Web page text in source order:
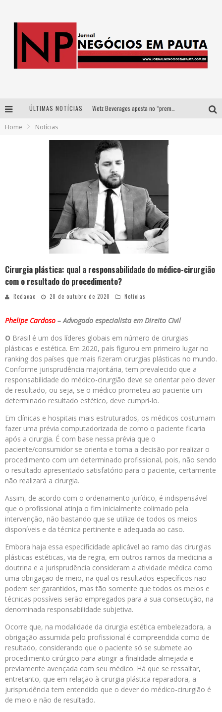
ÚLTIMAS NOTÍCIAS
Home Notícias
Cirurgia plástica: qual a responsabilidade do médico-cirurgião
com o resultado do procedimento?
Redacao 28 de outubro de 2020 Notícias
Phelipe Cardoso – Advogado especialista em Direito Civil
O Brasil é um dos líderes globais em número de cirurgias
plásticas e estética. Em 2020, país figurou em primeiro lugar no
ranking dos países que mais fizeram cirurgias plásticas no mundo.
Conforme jurisprudência majoritária, tem prevalecido que a
responsabilidade do médico-cirurgião deve se orientar pelo dever
de resultado, ou seja, se o médico prometeu ao paciente um
determinado resultado estético, deve cumpri-lo.
Em clínicas e hospitais mais estruturados, os médicos costumam
fazer uma prévia computadorizada de como o paciente ficaria
após a cirurgia. É com base nessa prévia que o
paciente/consumidor se orienta e toma a decisão por realizar o
procedimento com um determinado profissional, pois, não sendo
o resultado apresentado satisfatório para o paciente, certamente
não realizará a cirurgia.
Assim, de acordo com o ordenamento jurídico, é indispensável
que o profissional atinja o fim inicialmente colimado pela
intervenção, não bastando que se utilize de todos os meios
disponíveis e da técnica pertinente e adequada ao caso.
Embora haja essa especificidade aplicável ao ramo das cirurgias
plásticas estéticas, via de regra, em outros ramos da medicina a
doutrina e a jurisprudência consideram a atividade médica como
uma obrigação de meio, na qual os resultados específicos não
podem ser garantidos, mas tão somente que todos os meios e
técnicas possíveis serão empregados para a sua consecução, na
denominada responsabilidade subjetiva.
Ocorre que, na modalidade da cirurgia estética embelezadora, a
obrigação assumida pelo profissional é compreendida como de
resultado, considerando que o paciente só se submete ao
procedimento cirúrgico para atingir a finalidade almejada e
previamente avençada com seu médico. Há que se ressaltar,
entretanto, que em relação à cirurgia plástica reparadora, a
jurisprudência tem entendido que o dever do médico-cirurgião é
de meio e não de resultado.